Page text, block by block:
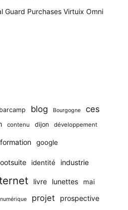
Guard Purchases Virtuix Omni
barcamp blog Bourgogne ces
contenu dijon développement
formation google
identité industrie
livre lunettes mai
numérique projet prospective